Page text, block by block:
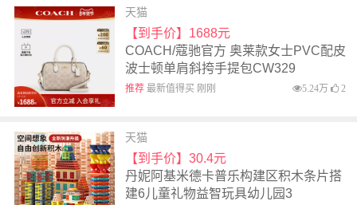
天猫
【到手价】1688元
COACH/蔻驰官方 奥莱款女士PVC配皮
波士顿单肩斜挎手提包CW329
推荐最新值得买 刚刚 5.24万 2
天猫
【到手价】30.4元
丹妮阿基米德卡普乐构建区积木条片搭
建6儿童礼物益智玩具幼儿园3